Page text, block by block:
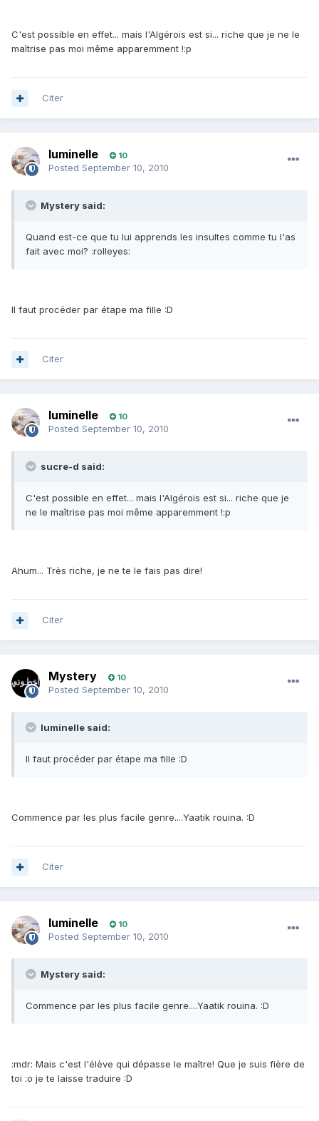
C'est possible en effet... mais l'Algérois est si... riche que je ne le
maîtrise pas moi même apparemment !:p
Citer
luminelle 10
Posted September 10, 2010
Mystery said:
Quand est-ce que tu lui apprends les insultes comme tu l'as
fait avec moi? :rolleyes:
Il faut procéder par étape ma fille :D
Citer
luminelle 10
Posted September 10, 2010
sucre-d said:
C'est possible en effet... mais l'Algérois est si... riche que je
ne le maîtrise pas moi même apparemment !:p
Ahum... Très riche, je ne te le fais pas dire!
Citer
Mystery 10
Posted September 10, 2010
luminelle said:
Il faut procéder par étape ma fille :D
Commence par les plus facile genre....Yaatik rouina. :D
Citer
luminelle 10
Posted September 10, 2010
Mystery said:
Commence par les plus facile genre....Yaatik rouina. :D
:mdr: Mais c'est l'élève qui dépasse le maître! Que je suis fière de
toi :o je te laisse traduire :D